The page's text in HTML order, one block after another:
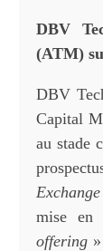
DBV
(ATM)
DBV
Capital
au stade
mise en
offering